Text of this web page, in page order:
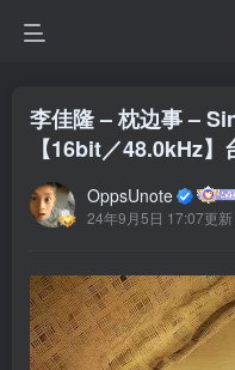
李佳隆 – 枕边事 –
【16bit／48.0kHz】
OppsUnote
24年9月5日 17:07更新